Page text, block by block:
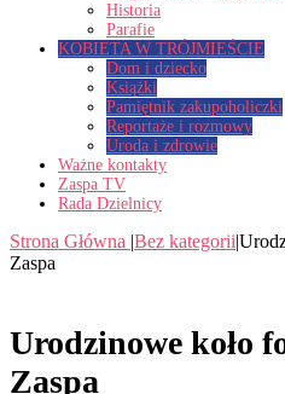
Historia
Parafie
KOBIETA W TRÓJMIEŚCIE
Dom i dziecko
Książki
Pamiętnik zakupoholiczki
Reportaże i rozmowy
Uroda i zdrowie
Ważne kontakty
Zaspa TV
Rada Dzielnicy
Strona Główna |Bez kategorii|
Zaspa
Urodzinowe koło
Zaspa